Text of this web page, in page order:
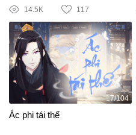
14.5K 117
17/104
Ác phi tái thế